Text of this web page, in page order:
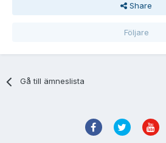
Share
Följare
Gå till ämneslista